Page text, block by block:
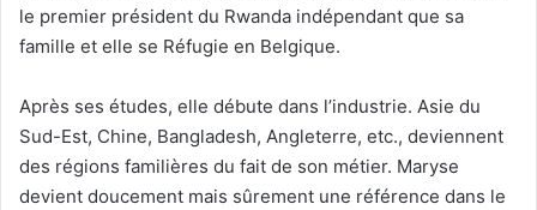
le premier président du Rwanda indépendant que sa
famille et elle se Réfugie en Belgique.
Après ses études, elle débute dans l’industrie. Asie du
Sud-Est, Chine, Bangladesh, Angleterre, etc., deviennent
des régions familières du fait de son métier. Maryse
devient doucement mais sûrement une référence dans le